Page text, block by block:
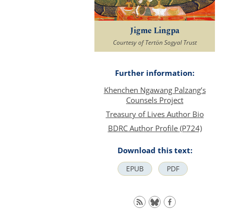
Jigme Lingpa
Courtesy of Tertön Sogyal Trust
Further information:
Khenchen Ngawang Palzang’s
Counsels Project
Treasury of Lives Author Bio
BDRC Author Profile (P724)
Download this text:
EPUB PDF